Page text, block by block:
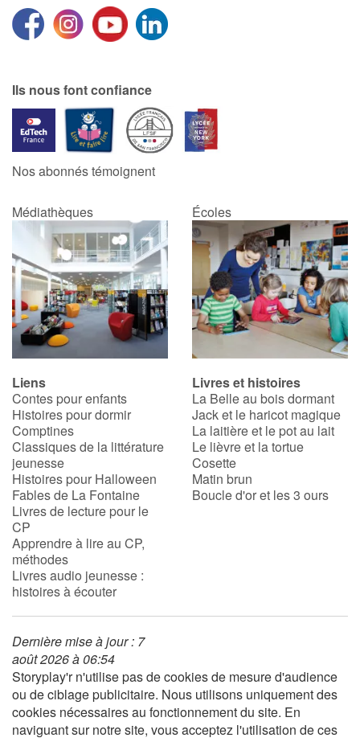
Ils nous font confiance
Nos abonnés témoignent
Médiathèques Écoles
Liens
Contes pour enfants
Histoires pour dormir
Comptines
Classiques de la littérature
jeunesse
Histoires pour Halloween
Fables de La Fontaine
Livres de lecture pour le
CP
Apprendre à lire au CP,
méthodes
Livres audio jeunesse :
histoires à écouter
Livres et histoires
La Belle au bois dormant
Jack et le haricot magique
La laitière et le pot au lait
Le lièvre et la tortue
Cosette
Matin brun
Boucle d'or et les 3 ours
Dernière mise à jour : 7
août 2026 à 06:54
Storyplay'r n'utilise pas de cookies de mesure d'audience
ou de ciblage publicitaire. Nous utilisons uniquement des
cookies nécessaires au fonctionnement du site. En
naviguant sur notre site, vous acceptez l'utilisation de ces